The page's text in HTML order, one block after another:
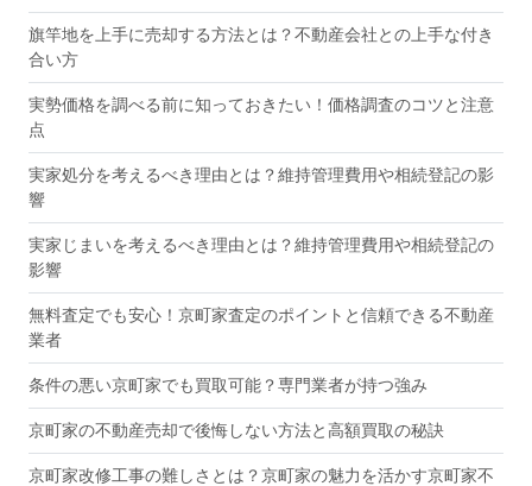
旗竿地を上手に売却する方法とは？不動産会社との上手な付き
合い方
実勢価格を調べる前に知っておきたい！価格調査のコツと注意
点
実家処分を考えるべき理由とは？維持管理費用や相続登記の影
響
実家じまいを考えるべき理由とは？維持管理費用や相続登記の
影響
無料査定でも安心！京町家査定のポイントと信頼できる不動産
業者
条件の悪い京町家でも買取可能？専門業者が持つ強み
京町家の不動産売却で後悔しない方法と高額買取の秘訣
京町家改修工事の難しさとは？京町家の魅力を活かす京町家不